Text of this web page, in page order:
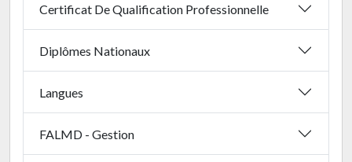
Certificat De Qualification Professionnelle
Diplômes Nationaux
Langues
FALMD - Gestion